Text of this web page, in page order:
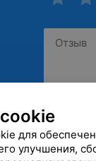
для
улучшения,